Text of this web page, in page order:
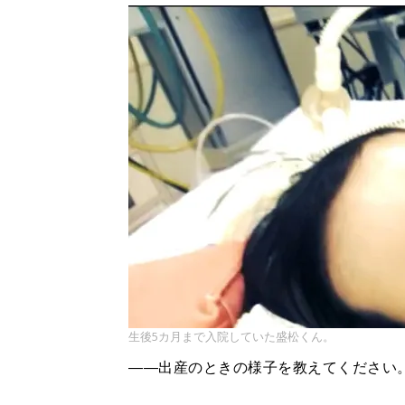
生後5カ月まで入院していた盛松くん。
――出産のときの様子を教えてください